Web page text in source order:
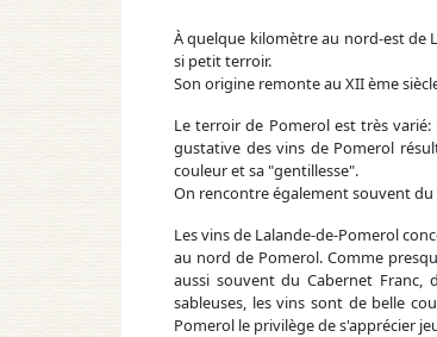
À quelque kilomètre au nord-est de
si petit terroir.
Son origine remonte au XII ème
Le terroir de Pomerol est très
gustative des vins de Pomerol
couleur et sa "gentillesse".
On rencontre également souvent du
Les vins de Lalande-de-Pomerol
au nord de Pomerol. Comme
aussi souvent du Cabernet
sableuses, les vins sont de belle
Pomerol le privilège de s'apprécier